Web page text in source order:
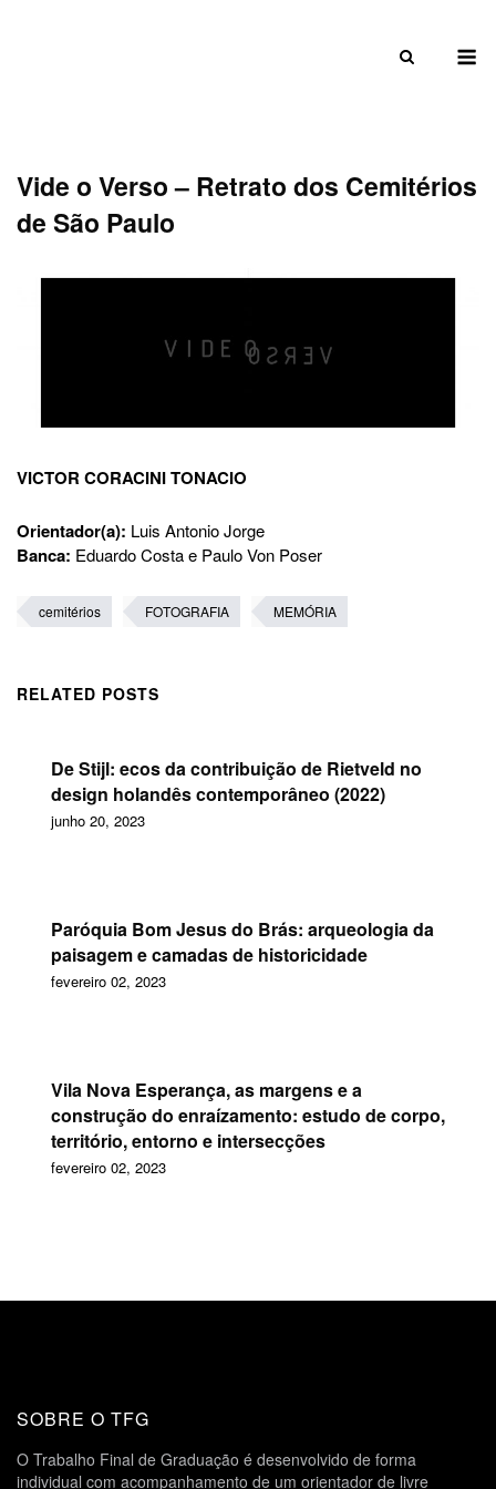
Vide o Verso – Retrato dos Cemitérios
de São Paulo
VICTOR CORACINI TONACIO
Orientador(a): Luis Antonio Jorge
Banca: Eduardo Costa e Paulo Von Poser
cemitérios FOTOGRAFIA MEMÓRIA
RELATED POSTS
De Stijl: ecos da contribuição de Rietveld no
design holandês contemporâneo (2022)
junho 20, 2023
Paróquia Bom Jesus do Brás: arqueologia da
paisagem e camadas de historicidade
fevereiro 02, 2023
Vila Nova Esperança, as margens e a
construção do enraízamento: estudo de corpo,
território, entorno e intersecções
fevereiro 02, 2023
SOBRE O TFG
O Trabalho Final de Graduação é desenvolvido de forma
individual com acompanhamento de um orientador de livre